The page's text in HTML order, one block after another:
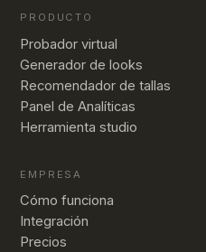
PRODUCTO
Probador virtual
Generador de looks
Recomendador de tallas
Panel de Analíticas
Herramienta studio
EMPRESA
Cómo funciona
Integración
Precios